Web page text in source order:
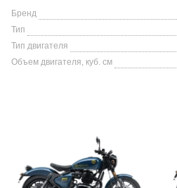
Бренд
Тип
Тип двигателя
Объем двигателя, куб. см